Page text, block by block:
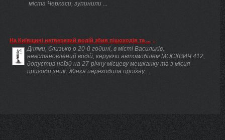
міста Черкаси, зупинили ...
На Київщині нетверезий водій збив пішоходів та ...
Днями, близько о 20-й годині, в місті Васильків,
невстановлений водій, керуючи автомобілем МОСКВИЧ 412,
допустив наїзд на 27-річну місцеву мешканку та з місця
пригоди зник. Жінка переходила проїзну ...